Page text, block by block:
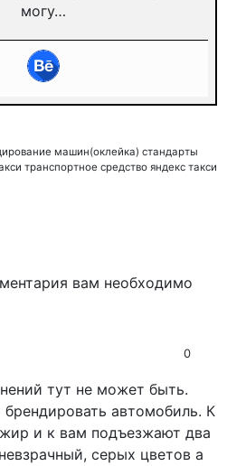
могу…
машин(оклейка) стандарты
транспортное средство яндекс такси
вам необходимо
0
тут не может быть.
автомобиль. К
и к вам подъезжают два
серых цветов а